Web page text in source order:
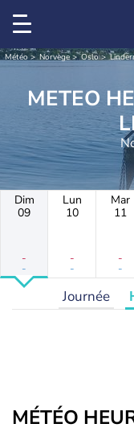
Météo Norvège Oslo
METEO
Dim
09
-
-
Lun
10
-
-
Mar
11
-
-
Journée
MÉTÉO